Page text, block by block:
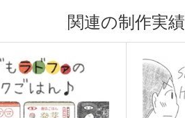
関連の制作実績